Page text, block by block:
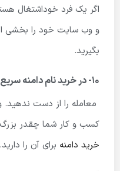
اگر یک فرد خوداشتغال
و وب سایت خود را بخشی
بگیرید.
۱۰- در خرید نام دامنه سریع اقدام کنید
معامله را از دست
کسب و کار شما چقدر
خرید دامنه برای آن را دارید.